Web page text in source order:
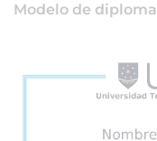
Modelo de diploma